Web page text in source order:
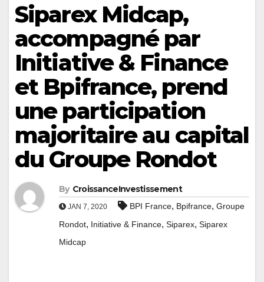
Siparex Midcap,
accompagné par
Initiative & Finance
et Bpifrance, prend
une participation
majoritaire au capital
du Groupe Rondot
By CroissanceInvestissement
JAN 7, 2020 BPI France, Bpifrance, Groupe
Rondot, Initiative & Finance, Siparex, Siparex
Midcap